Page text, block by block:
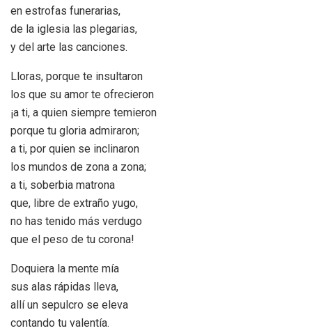
en estrofas funerarias,
de la iglesia las plegarias,
y del arte las canciones.
Lloras, porque te insultaron
los que su amor te ofrecieron
¡a ti, a quien siempre temieron
porque tu gloria admiraron;
a ti, por quien se inclinaron
los mundos de zona a zona;
a ti, soberbia matrona
que, libre de extraño yugo,
no has tenido más verdugo
que el peso de tu corona!
Doquiera la mente mía
sus alas rápidas lleva,
allí un sepulcro se eleva
contando tu valentía.